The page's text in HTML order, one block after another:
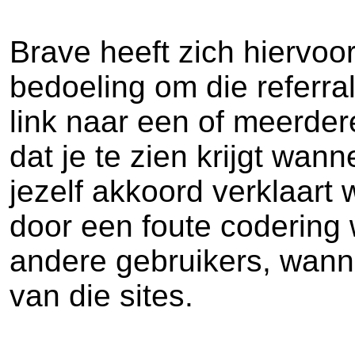
Brave heeft zich
bedoeling om die
link naar een of
dat je te zien krijgt
jezelf akkoord verklaart
door een foute codering
andere gebruikers,
van die sites.